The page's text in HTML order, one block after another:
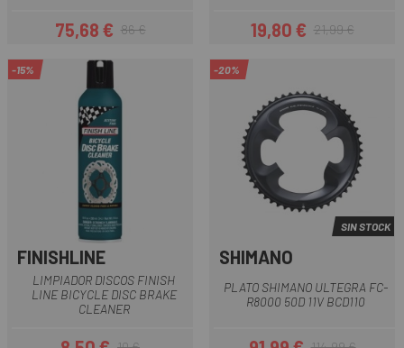
Precio
75,68 €Precio regular
86 €
Precio
19,80 €Precio regular
21,99 €
-15%
FINISHLINE
LIMPIADOR DISCOS FINISH
LINE BICYCLE DISC BRAKE
CLEANER
-20%
SIN STOCK
SHIMANO
PLATO SHIMANO ULTEGRA FC-
R8000 50D 11V BCD110